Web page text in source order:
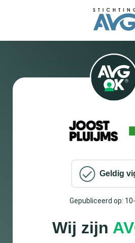
Geldig
Gepubliceerd op:
Wij zijn